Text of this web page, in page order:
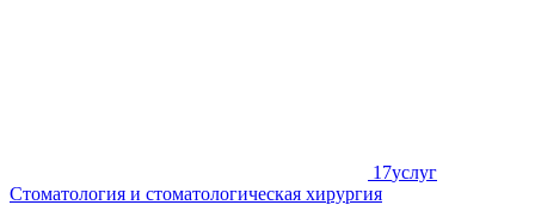
17услуг
Стоматология и стоматологическая хирургия